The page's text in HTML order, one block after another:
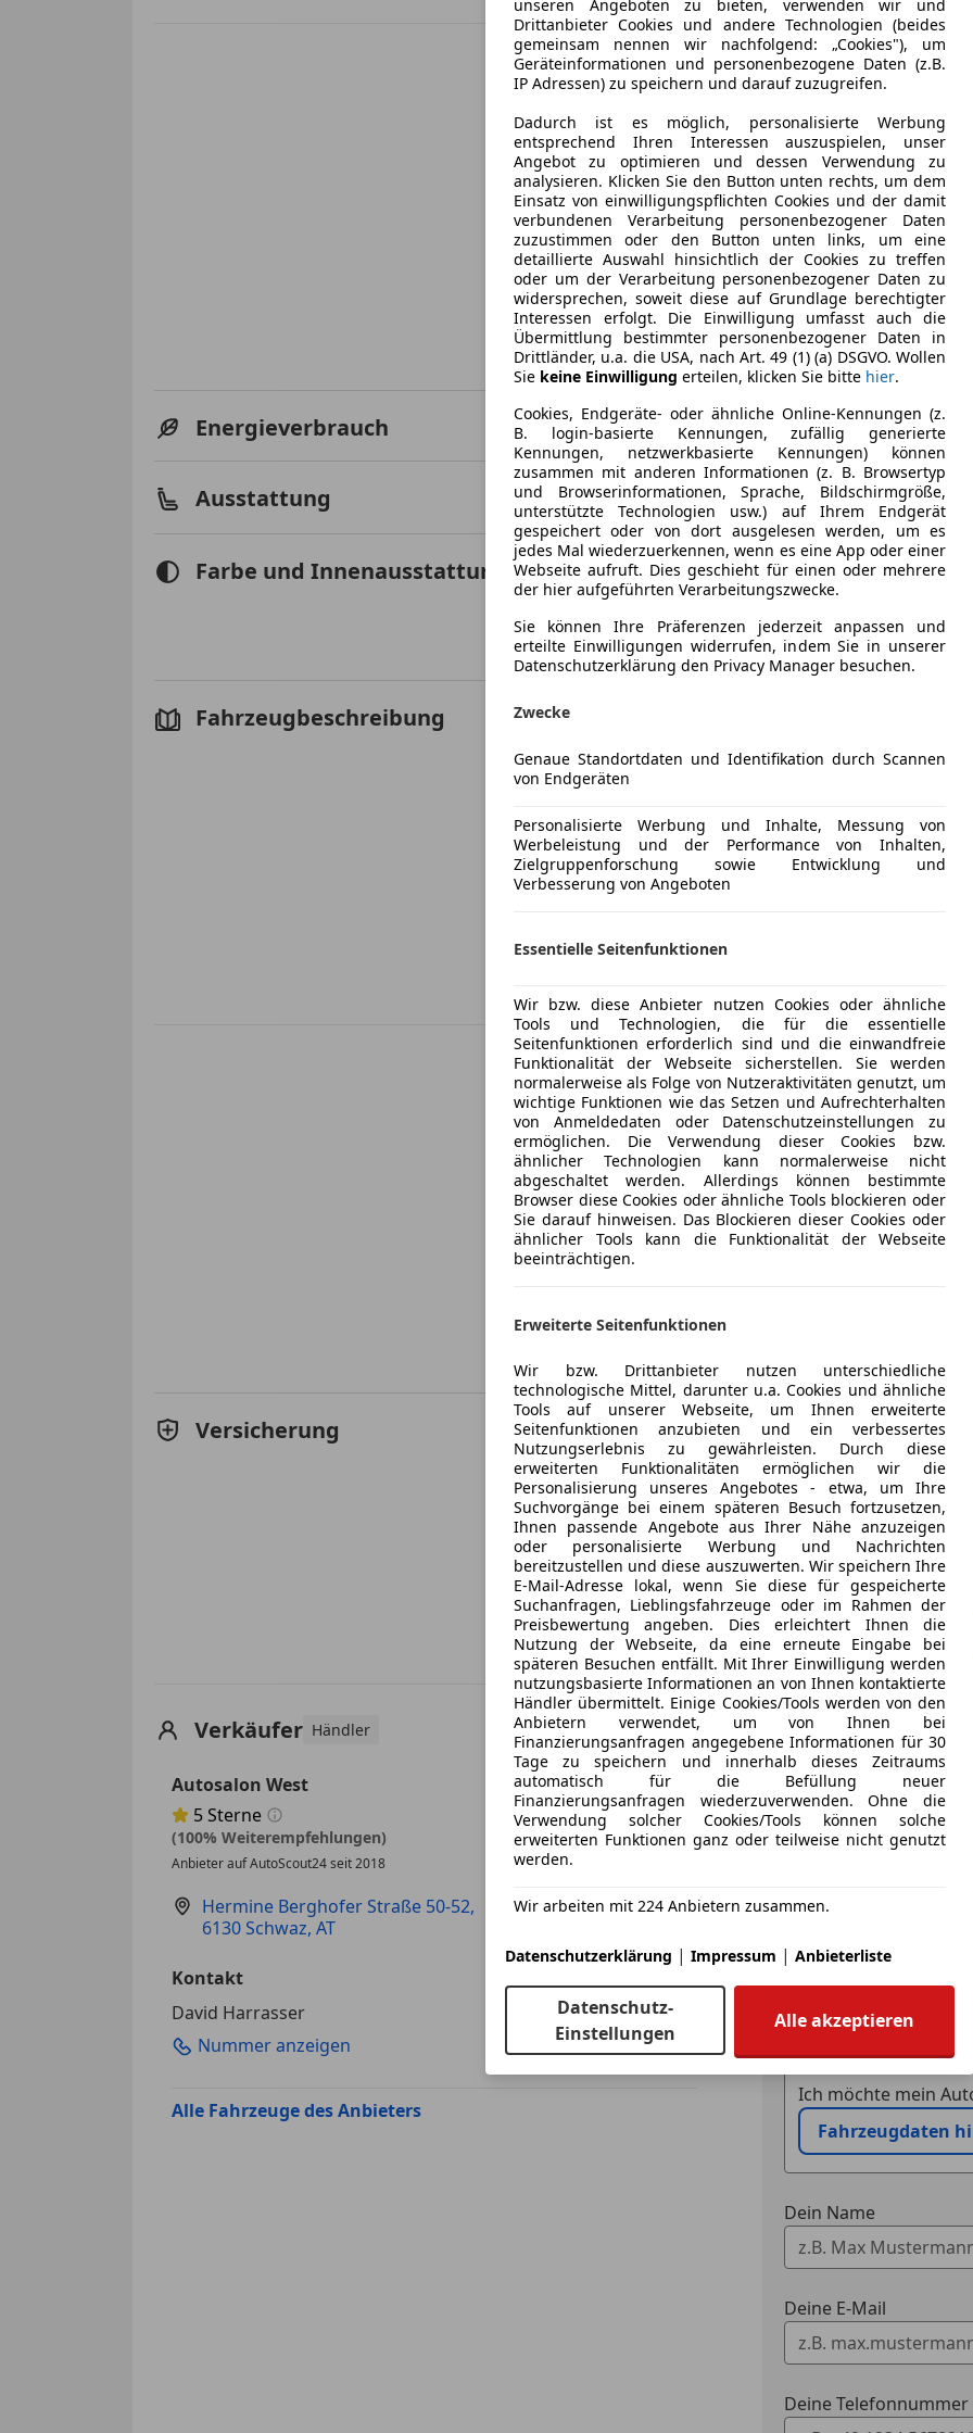
Energieverbrauch Kraftstoff Benzin
Ausstattung Komfort
Armlehne
Elektrische
Getönte
Head-up
Schiebedach
Unterhaltung/Media
Android
Apple
Bluetooth
CD
DAB-Radio
Radio
TV
USB
Sicherheit
ABS
Alarmanlage
ESP
Laserlicht
LED-
Tagfahrlicht
Totwinkel-
Mehr anzeigen
Farbe und Innenausstattung Außenfarbe
Grün
Lackierung
Andere
Fahrzeugbeschreibung *STOCK CAR FULL OPTIONS:
*OAK GREEN
*20/21 ZOLL MAGNESIUM LEICHTBAU
*LEICHTBAU SPORTSCHALENSITZE
*LIFSTSYSTEM
*CHRONO PAKET
*PORSCHE CERAMIC COMPOSITE BRAKE SYSTEM
*HD-MATRIX-LED
*EXCLUSIVE DESIGN HECKLEUCHTEN
*BOSE SOUND SYSTEM
Versicherung Kfz-Versicherung
Versicherungsschutz an Ihre Bedürfnisse
Freischaden-Gutschein ab Stufe 0
Auto einfach online versichern & Rabatt holen
Jetzt berechnen
Verkäufer Händler
Autosalon West
Sternebewertung 5 von 5
5Sterne
(100% Weiterempfehlungen)
Anbieter auf AutoScout24 seit 2018
Hermine Berghofer Straße 50-52,
6130 Schwaz, AT
Kontakt
David Harrasser
Nummer anzeigen
Alle Fahrzeuge des Anbieters
Anbieter
Deine Nachricht
Eintauschwagen:
Ich möchte mein
Fahrzeugdaten
Dein Name
Deine E-Mail
Deine
unseren Angeboten zu bieten, verwenden wir und
Drittanbieter Cookies und andere Technologien (beides
gemeinsam nennen wir nachfolgend: „Cookies"), um
Geräteinformationen und personenbezogene Daten (z.B.
IP Adressen) zu speichern und darauf zuzugreifen.
Dadurch ist es möglich, personalisierte Werbung
entsprechend Ihren Interessen auszuspielen, unser
Angebot zu optimieren und dessen Verwendung zu
analysieren. Klicken Sie den Button unten rechts, um dem
Einsatz von einwilligungspflichten Cookies und der damit
verbundenen Verarbeitung personenbezogener Daten
zuzustimmen oder den Button unten links, um eine
detaillierte Auswahl hinsichtlich der Cookies zu treffen
oder um der Verarbeitung personenbezogener Daten zu
widersprechen, soweit diese auf Grundlage berechtigter
Interessen erfolgt. Die Einwilligung umfasst auch die
Übermittlung bestimmter personenbezogener Daten in
Drittländer, u.a. die USA, nach Art. 49 (1) (a) DSGVO. Wollen
Sie keine Einwilligung erteilen, klicken Sie bitte hier.
Cookies, Endgeräte- oder ähnliche Online-Kennungen (z.
B. login-basierte Kennungen, zufällig generierte
Kennungen, netzwerkbasierte Kennungen) können
zusammen mit anderen Informationen (z. B. Browsertyp
und Browserinformationen, Sprache, Bildschirmgröße,
unterstützte Technologien usw.) auf Ihrem Endgerät
gespeichert oder von dort ausgelesen werden, um es
jedes Mal wiederzuerkennen, wenn es eine App oder einer
Webseite aufruft. Dies geschieht für einen oder mehrere
der hier aufgeführten Verarbeitungszwecke.
Sie können Ihre Präferenzen jederzeit anpassen und
erteilte Einwilligungen widerrufen, indem Sie in unserer
Datenschutzerklärung den Privacy Manager besuchen.
Zwecke
Genaue Standortdaten und Identifikation durch Scannen
von Endgeräten
Personalisierte Werbung und Inhalte, Messung von
Werbeleistung und der Performance von Inhalten,
Zielgruppenforschung sowie Entwicklung und
Verbesserung von Angeboten
Essentielle Seitenfunktionen
Wir bzw. diese Anbieter nutzen Cookies oder ähnliche
Tools und Technologien, die für die essentielle
Seitenfunktionen erforderlich sind und die einwandfreie
Funktionalität der Webseite sicherstellen. Sie werden
normalerweise als Folge von Nutzeraktivitäten genutzt, um
wichtige Funktionen wie das Setzen und Aufrechterhalten
von Anmeldedaten oder Datenschutzeinstellungen zu
ermöglichen. Die Verwendung dieser Cookies bzw.
ähnlicher Technologien kann normalerweise nicht
abgeschaltet werden. Allerdings können bestimmte
Browser diese Cookies oder ähnliche Tools blockieren oder
Sie darauf hinweisen. Das Blockieren dieser Cookies oder
ähnlicher Tools kann die Funktionalität der Webseite
beeinträchtigen.
Erweiterte Seitenfunktionen
Wir bzw. Drittanbieter nutzen unterschiedliche
technologische Mittel, darunter u.a. Cookies und ähnliche
Tools auf unserer Webseite, um Ihnen erweiterte
Seitenfunktionen anzubieten und ein verbessertes
Nutzungserlebnis zu gewährleisten. Durch diese
erweiterten Funktionalitäten ermöglichen wir die
Personalisierung unseres Angebotes - etwa, um Ihre
Suchvorgänge bei einem späteren Besuch fortzusetzen,
Ihnen passende Angebote aus Ihrer Nähe anzuzeigen
oder personalisierte Werbung und Nachrichten
bereitzustellen und diese auszuwerten. Wir speichern Ihre
E-Mail-Adresse lokal, wenn Sie diese für gespeicherte
Suchanfragen, Lieblingsfahrzeuge oder im Rahmen der
Preisbewertung angeben. Dies erleichtert Ihnen die
Nutzung der Webseite, da eine erneute Eingabe bei
späteren Besuchen entfällt. Mit Ihrer Einwilligung werden
nutzungsbasierte Informationen an von Ihnen kontaktierte
Händler übermittelt. Einige Cookies/Tools werden von den
Anbietern verwendet, um von Ihnen bei
Finanzierungsanfragen angegebene Informationen für 30
Tage zu speichern und innerhalb dieses Zeitraums
automatisch für die Befüllung neuer
Finanzierungsanfragen wiederzuverwenden. Ohne die
Verwendung solcher Cookies/Tools können solche
erweiterten Funktionen ganz oder teilweise nicht genutzt
werden.
Wir arbeiten mit 224 Anbietern zusammen.
Datenschutzerklärung | Impressum | Anbieterliste
Datenschutz-
Einstellungen
Alle akzeptieren